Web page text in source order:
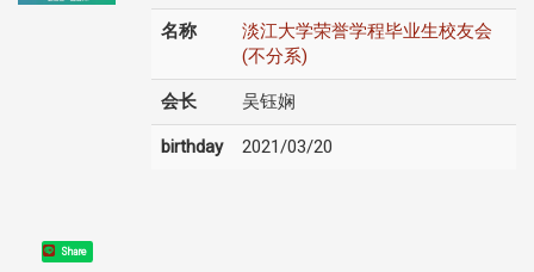
名称
淡江大学荣誉学程毕业生校友会
(不分系)
会长 吴钰娴
birthday 2021/03/20
Share